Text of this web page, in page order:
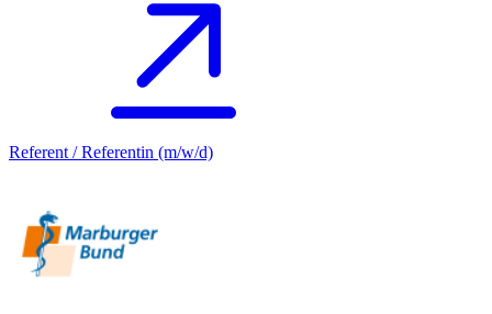
Referent / Referentin (m/w/d)